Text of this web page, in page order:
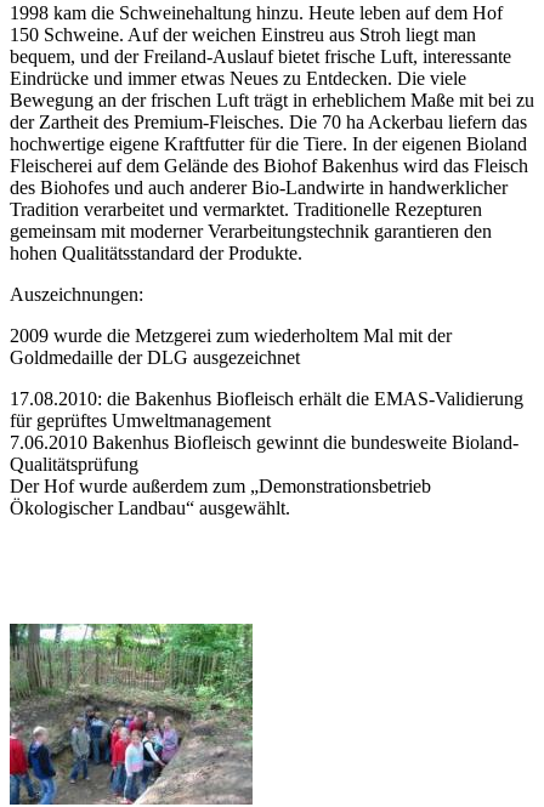
1998 kam die Schweinehaltung hinzu. Heute leben auf dem Hof
150 Schweine. Auf der weichen Einstreu aus Stroh liegt man
bequem, und der Freiland-Auslauf bietet frische Luft, interessante
Eindrücke und immer etwas Neues zu Entdecken. Die viele
Bewegung an der frischen Luft trägt in erheblichem Maße mit bei zu
der Zartheit des Premium-Fleisches. Die 70 ha Ackerbau liefern das
hochwertige eigene Kraftfutter für die Tiere. In der eigenen Bioland
Fleischerei auf dem Gelände des Biohof Bakenhus wird das Fleisch
des Biohofes und auch anderer Bio-Landwirte in handwerklicher
Tradition verarbeitet und vermarktet. Traditionelle Rezepturen
gemeinsam mit moderner Verarbeitungstechnik garantieren den
hohen Qualitätsstandard der Produkte.
Auszeichnungen:
2009 wurde die Metzgerei zum wiederholtem Mal mit der
Goldmedaille der DLG ausgezeichnet
17.08.2010: die Bakenhus Biofleisch erhält die EMAS-Validierung
für geprüftes Umweltmanagement
7.06.2010 Bakenhus Biofleisch gewinnt die bundesweite Bioland-
Qualitätsprüfung
Der Hof wurde außerdem zum „Demonstrationsbetrieb
Ökologischer Landbau“ ausgewählt.